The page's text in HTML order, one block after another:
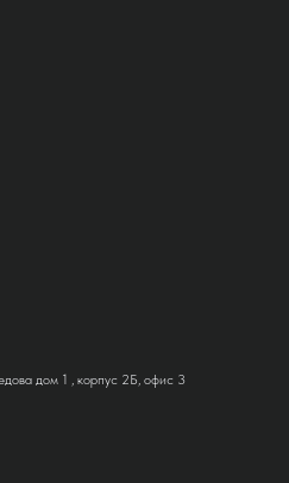
дом 1 , корпус 2Б, офис 3